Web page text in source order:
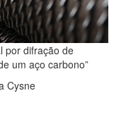
por difração de
um aço carbono”
Cysne